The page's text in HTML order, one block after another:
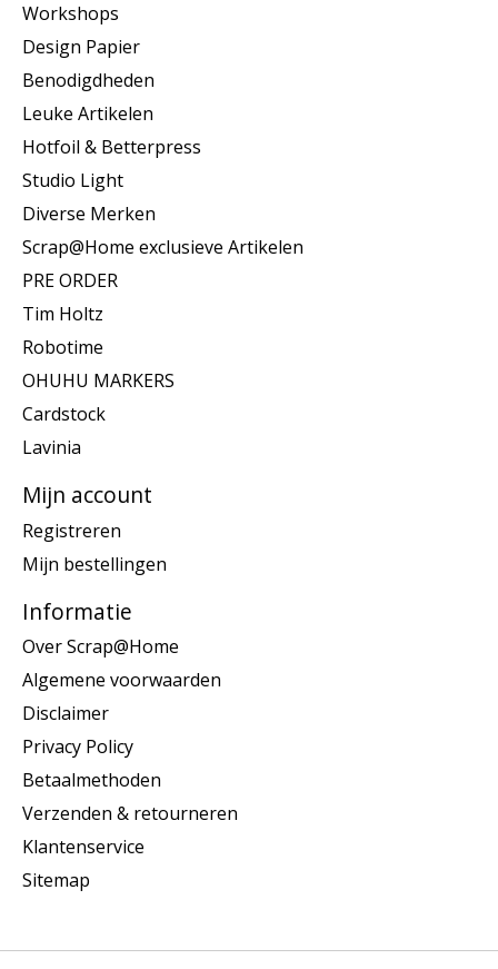
Workshops
Design Papier
Benodigdheden
Leuke Artikelen
Hotfoil & Betterpress
Studio Light
Diverse Merken
Scrap@Home exclusieve Artikelen
PRE ORDER
Tim Holtz
Robotime
OHUHU MARKERS
Cardstock
Lavinia
Mijn account
Registreren
Mijn bestellingen
Informatie
Over Scrap@Home
Algemene voorwaarden
Disclaimer
Privacy Policy
Betaalmethoden
Verzenden & retourneren
Klantenservice
Sitemap